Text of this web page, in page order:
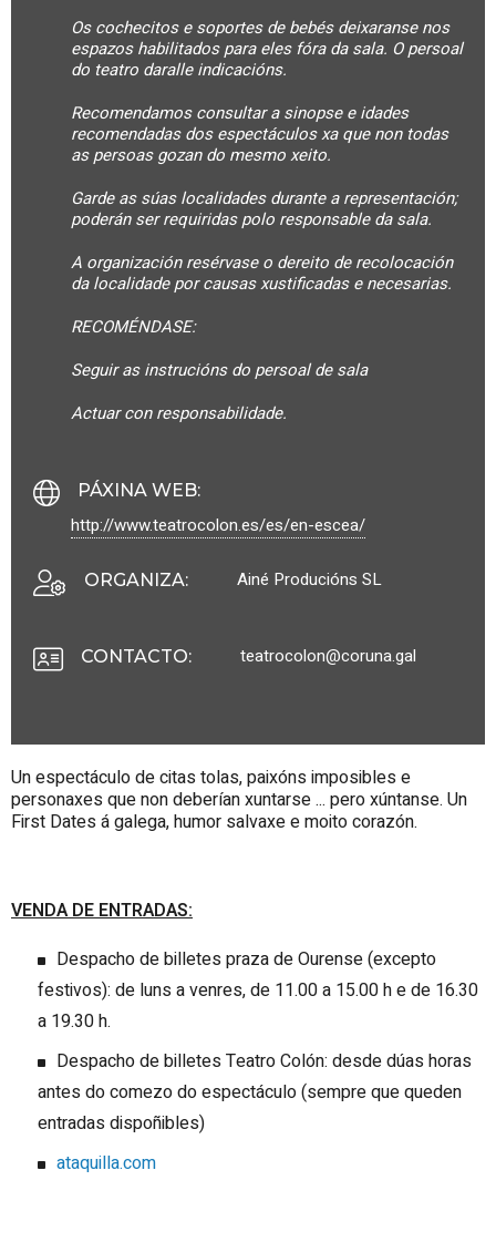
Os cochecitos e soportes de bebés deixaranse nos
espazos habilitados para eles fóra da sala. O persoal
do teatro daralle indicacións.
Recomendamos consultar a sinopse e idades
recomendadas dos espectáculos xa que non todas
as persoas gozan do mesmo xeito.
Garde as súas localidades durante a representación;
poderán ser requiridas polo responsable da sala.
A organización resérvase o dereito de recolocación
da localidade por causas xustificadas e necesarias.
RECOMÉNDASE:
Seguir as instrucións do persoal de sala
Actuar con responsabilidade.
PÁXINA WEB:
http://www.teatrocolon.es/es/en-escea/
ORGANIZA: Ainé Producións SL
CONTACTO: teatrocolon@coruna.gal
Un espectáculo de citas tolas, paixóns imposibles e
personaxes que non deberían xuntarse ... pero xúntanse. Un
First Dates á galega, humor salvaxe e moito corazón.
VENDA DE ENTRADAS:
Despacho de billetes praza de Ourense (excepto
festivos): de luns a venres, de 11.00 a 15.00 h e de 16.30
a 19.30 h.
Despacho de billetes Teatro Colón: desde dúas horas
antes do comezo do espectáculo (sempre que queden
entradas dispoñibles)
ataquilla.com